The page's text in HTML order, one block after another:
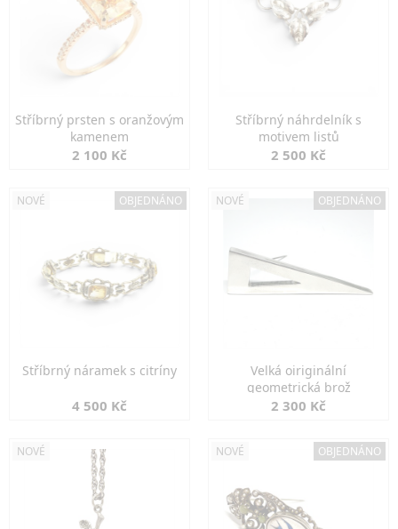
Stříbrný prsten s oranžovým
kamenem
2 100 Kč
Stříbrný náhrdelník s
motivem listů
2 500 Kč
NOVÉ OBJEDNÁNO
Stříbrný náramek s citríny
4 500 Kč
NOVÉ OBJEDNÁNO
Velká oiriginální
geometrická brož
2 300 Kč
NOVÉ NOVÉ OBJEDNÁNO